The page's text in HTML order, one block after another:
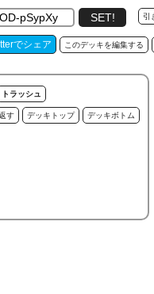
引
でシェア このデッキを編集する
トラッシュ
す デッキトップ デッキボトム